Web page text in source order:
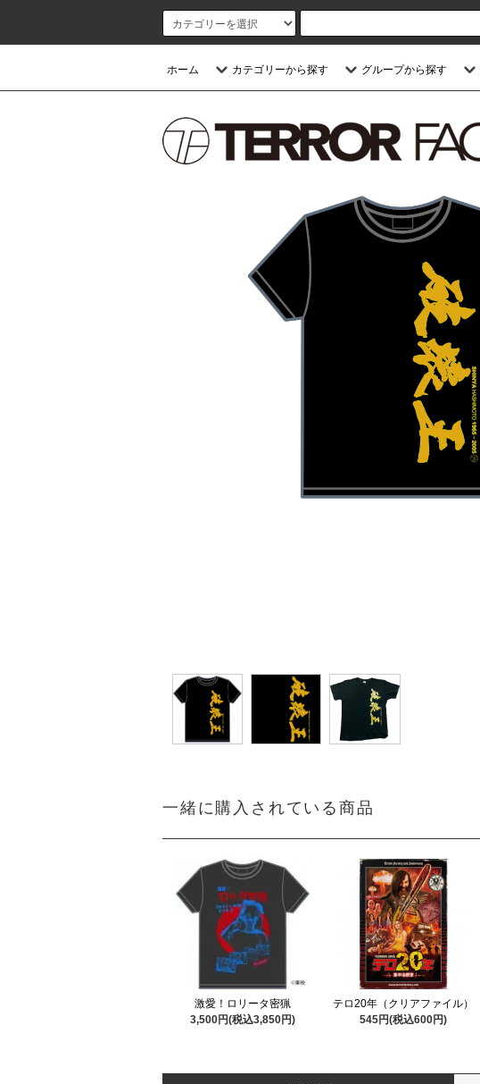
ホーム カテゴリーから探す グループから探す
一緒に購入されている商品
激愛！ロリータ密猟
3,500円(税込3,850円)
テロ20年（クリアファイル）
545円(税込600円)